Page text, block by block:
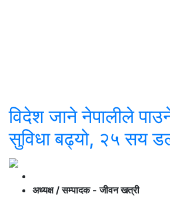
विदेश जाने नेपालीले
सुविधा बढ्यो, २५ सय
अध्यक्ष / सम्पादक - जीवन खत्री